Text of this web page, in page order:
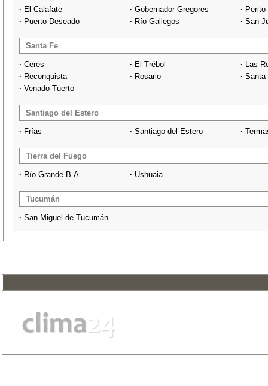
· El Calafate · Gobernador Gregores · Perito
· Puerto Deseado · Río Gallegos · San
Santa Fe
· Ceres · El Trébol · Las
· Reconquista · Rosario · Santa
· Venado Tuerto
Santiago del Estero
· Frías · Santiago del Estero ·
Tierra del Fuego
· Río Grande B.A. · Ushuaia
Tucumán
· San Miguel de Tucumán